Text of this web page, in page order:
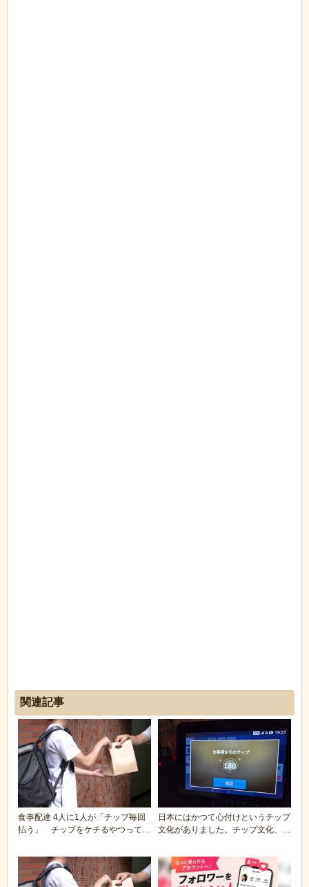
関連記事
食事配達 4人に1人が「チップ毎回
払う」 チップをケチるやつって何
日本にはかつて心付けというチップ
文化がありました。チップ文化、復